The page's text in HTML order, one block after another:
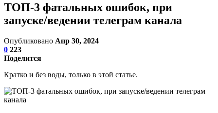
ТОП-3 фатальных ошибок, при
запуске/ведении телеграм канала
Опубликовано Апр 30, 2024
0 223
Поделится
Кратко и без воды, только в этой статье.